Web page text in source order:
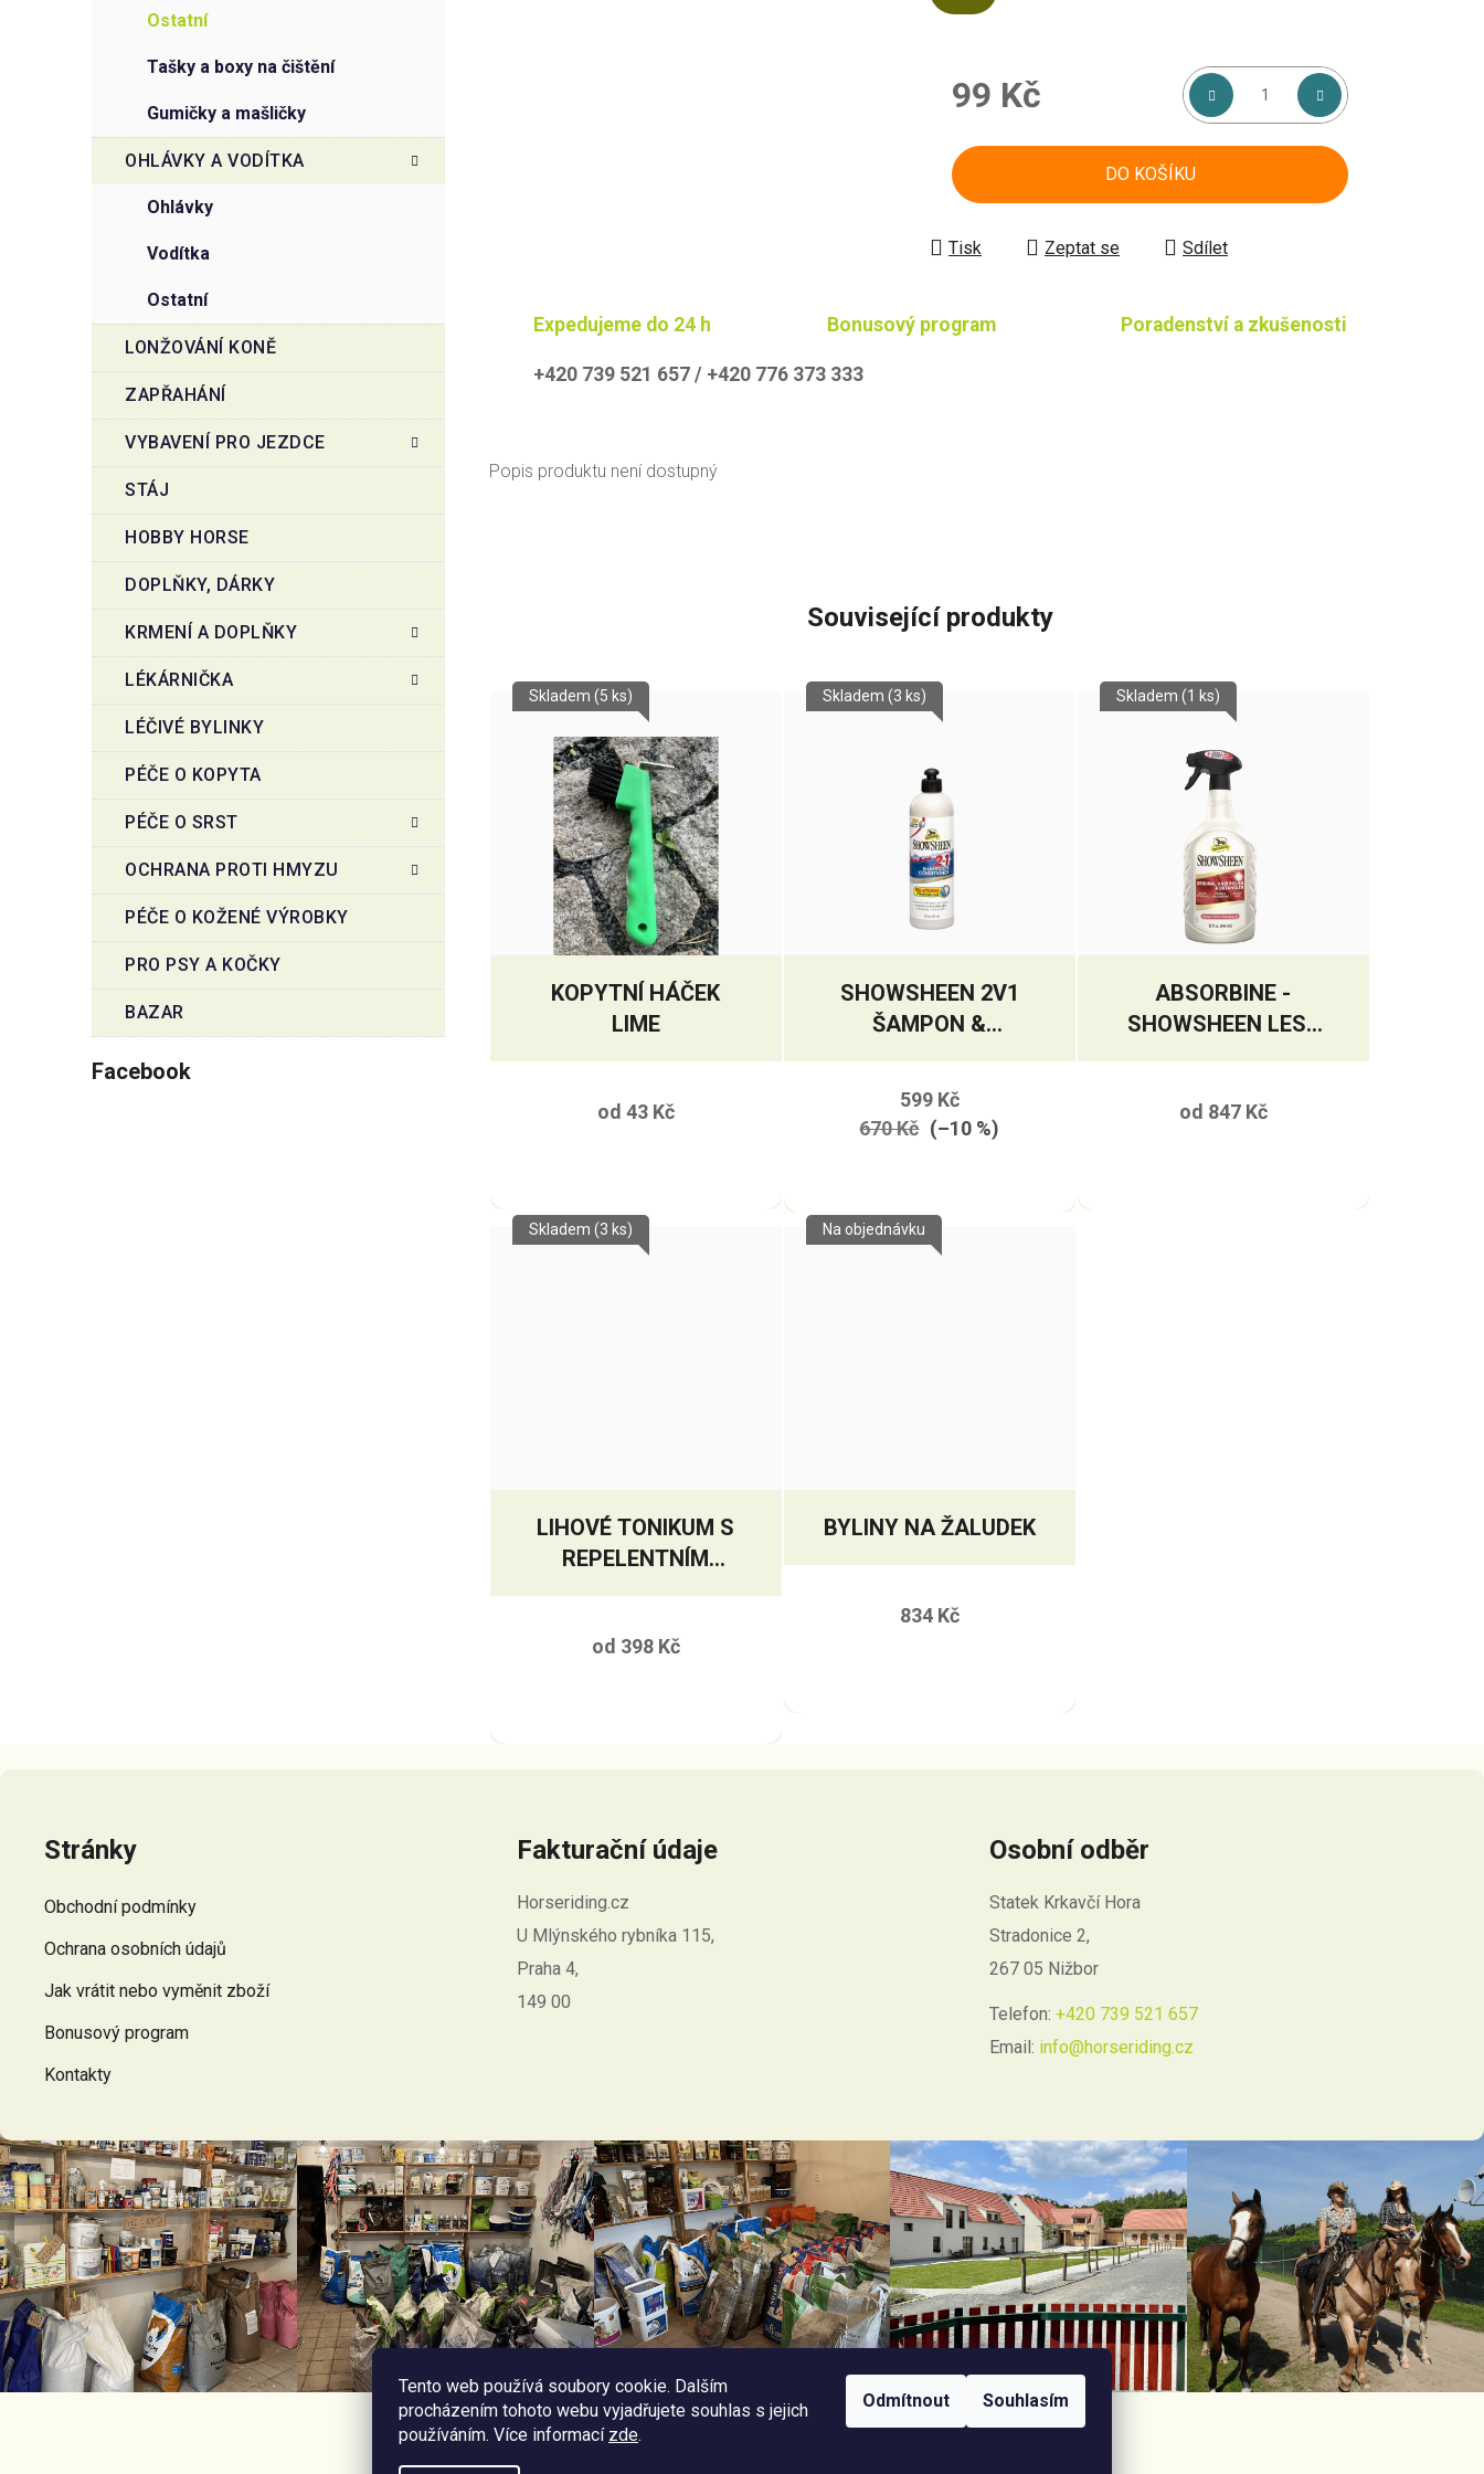
Tento web používá soubory cookie. Dalším
procházením tohoto webu vyjadřujete souhlas s jejich
používáním. Více informací zde.
Odmítnout Souhlasím
ostatní
tašky a boxy na čištění
gumičky a mašličky
OHLÁVKY A VODÍTKA
ohlávky
vodítka
ostatní
LONŽOVÁNÍ KONĚ
ZAPŘAHÁNÍ
VYBAVENÍ PRO JEZDCE
STÁJ
HOBBY HORSE
DOPLŇKY, DÁRKY
KRMENÍ A DOPLŇKY
LÉKÁRNIČKA
LÉČIVÉ BYLINKY
PÉČE O KOPYTA
PÉČE O SRST
OCHRANA PROTI HMYZU
PÉČE O KOŽENÉ VÝROBKY
PRO PSY A KOČKY
BAZAR
Facebook
99 Kč
DO KOŠÍKU
Tisk Zeptat se Sdílet
Expedujeme do 24 h Bonusový program Poradenství a zkušenosti
+420 739 521 657 / +420 776 373 333
Popis produktu není dostupný
Související produkty
KOPYTNÍ HÁČEK
LIME
Skladem (5 ks)
od 43 Kč
SHOWSHEEN 2V1
ŠAMPON &
KONDICIONÉR
Skladem (3 ks)
599 Kč
670 Kč (–10 %)
ABSORBINE -
SHOWSHEEN LESK
A ROZČESÁVAČ
Skladem (1 ks)
od 847 Kč
LIHOVÉ TONIKUM S
REPELENTNÍM
Skladem (3 ks)
od 398 Kč
BYLINY NA ŽALUDEK
Na objednávku
834 Kč
Stránky
Obchodní podmínky
Ochrana osobních údajů
Jak vrátit nebo vyměnit zboží
Bonusový program
Kontakty
Fakturační údaje
Horseriding.cz
U Mlýnského rybníka 115,
Praha 4,
149 00
Osobní odběr
Statek Krkavčí Hora
Stradonice 2,
267 05 Nižbor
Telefon: +420 739 521 657
Email: info@horseriding.cz
Facebook Horseriding